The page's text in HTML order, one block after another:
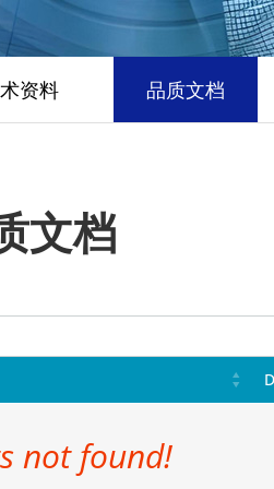
资料 品质文档
文档
not found!